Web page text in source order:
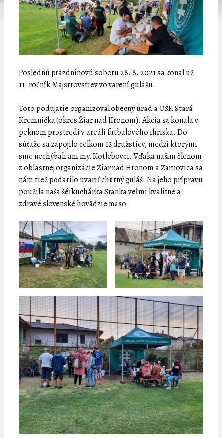
Poslednú prázdninovú sobotu 28. 8. 2021 sa konal už
11. ročník Majstrovstiev vo varení gulášu.
Toto podujatie organizoval obecný úrad a OŠK Stará
Kremnička (okres Žiar nad Hronom). Akcia sa konala v
peknom prostredí v areáli futbalového ihriska. Do
súťaže sa zapojilo celkom 12 družstiev, medzi ktorými
sme nechýbali ani my, Kotlebovci. Vďaka našim členom
z oblastnej organizácie Žiar nad Hronom a Žarnovica sa
nám tiež podarilo uvariť chutný guláš. Na jeho prípravu
použila naša šéfkuchárka Stanka veľmi kvalitné a
zdravé slovenské hovädzie mäso.